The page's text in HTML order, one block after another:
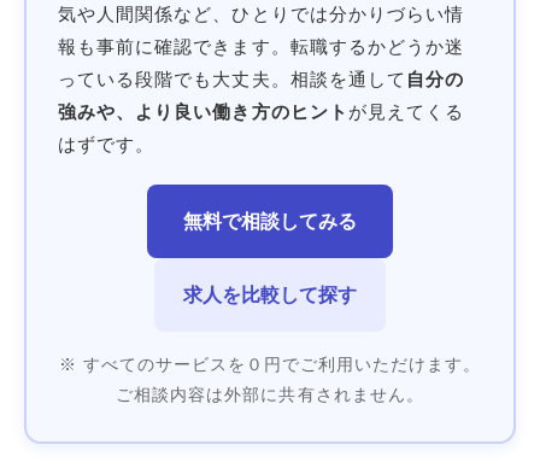
気や人間関係など、ひとりでは分かりづらい情
報も事前に確認できます。転職するかどうか迷
っている段階でも大丈夫。相談を通して 自分の
強みや、より良い働き方のヒント が見えてくる
はずです。
無料で相談してみる
求人を比較して探す
※ すべてのサービスを０円でご利用いただけます。
ご相談内容は外部に共有されません。